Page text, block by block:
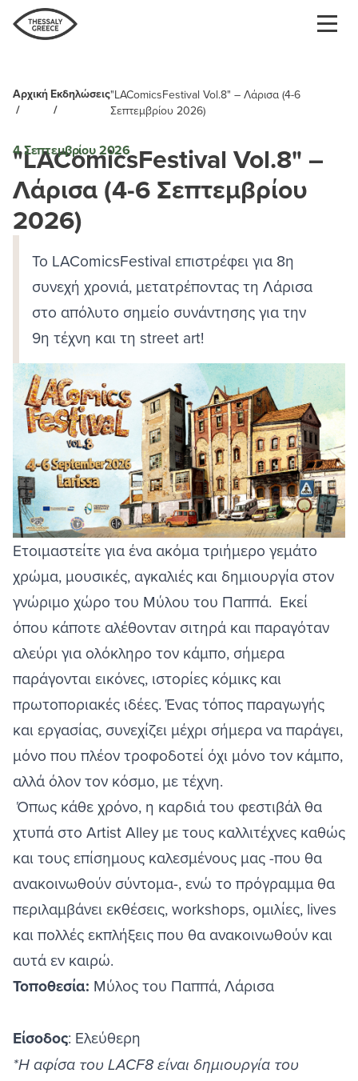
Παράκαμψη
προς
περιεχόμενο
Breadcrumb
ΑρχικήΕκδηλώσεις"LAComicsFestival Vol.8" – Λάρισα (4-6
Σεπτεμβρίου 2026)
4 Σεπτεμβρίου 2026
"LAComicsFestival Vol.8" –
Λάρισα (4-6 Σεπτεμβρίου
2026)
Το LAComicsFestival επιστρέφει για 8η
συνεχή χρονιά, μετατρέποντας τη Λάρισα
στο απόλυτο σημείο συνάντησης για την
9η τέχνη και τη street art!
Ετοιμαστείτε για ένα ακόμα τριήμερο γεμάτο
χρώμα, μουσικές, αγκαλιές και δημιουργία στον
γνώριμο χώρο του Μύλου του Παππά. Εκεί
όπου κάποτε αλέθονταν σιτηρά και παραγόταν
αλεύρι για ολόκληρο τον κάμπο, σήμερα
παράγονται εικόνες, ιστορίες κόμικς και
πρωτοποριακές ιδέες. Ένας τόπος παραγωγής
και εργασίας, συνεχίζει μέχρι σήμερα να παράγει,
μόνο που πλέον τροφοδοτεί όχι μόνο τον κάμπο,
αλλά όλον τον κόσμο, με τέχνη.
Όπως κάθε χρόνο, η καρδιά του φεστιβάλ θα
χτυπά στο Artist Alley με τους καλλιτέχνες καθώς
και τους επίσημους καλεσμένους μας -που θα
ανακοινωθούν σύντομα-, ενώ το πρόγραμμα θα
περιλαμβάνει εκθέσεις, workshops, ομιλίες, lives
και πολλές εκπλήξεις που θα ανακοινωθούν και
αυτά εν καιρώ.
Τοποθεσία: Μύλος του Παππά, Λάρισα
Είσοδος: Ελεύθερη
*Η αφίσα του LACF8 είναι δημιουργία του